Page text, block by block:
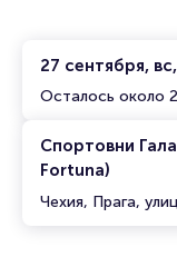
27 сентября,
Осталось около
Спортовни
Fortuna)
Чехия, Прага,